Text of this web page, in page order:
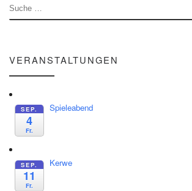
SUCHE
VERANSTALTUNGEN
SEP.
4
Fr.
Spieleabend
SEP.
11
Fr.
Kerwe